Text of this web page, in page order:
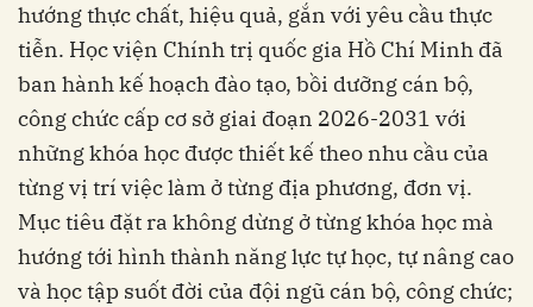
hướng thực chất, hiệu quả, gắn với yêu cầu thực
tiễn. Học viện Chính trị quốc gia Hồ Chí Minh đã
ban hành kế hoạch đào tạo, bồi dưỡng cán bộ,
công chức cấp cơ sở giai đoạn 2026-2031 với
những khóa học được thiết kế theo nhu cầu của
từng vị trí việc làm ở từng địa phương, đơn vị.
Mục tiêu đặt ra không dừng ở từng khóa học mà
hướng tới hình thành năng lực tự học, tự nâng cao
và học tập suốt đời của đội ngũ cán bộ, công chức;